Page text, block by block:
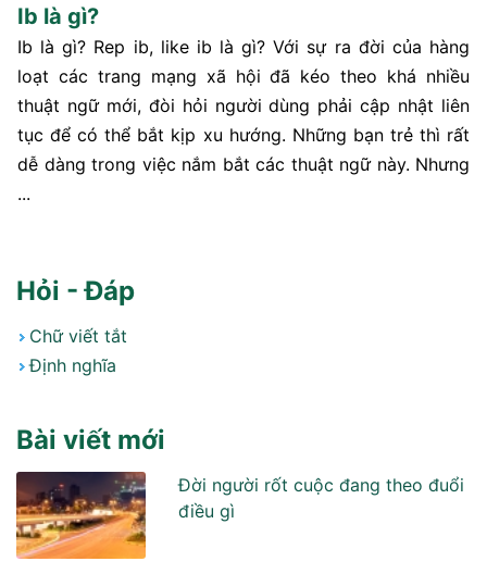
Ib là gì?
Ib là gì? Rep ib, like ib là gì? Với sự ra đời của hàng
loạt các trang mạng xã hội đã kéo theo khá nhiều
thuật ngữ mới, đòi hỏi người dùng phải cập nhật liên
tục để có thể bắt kịp xu hướng. Những bạn trẻ thì rất
dễ dàng trong việc nắm bắt các thuật ngữ này. Nhưng
...
Hỏi - Đáp
Chữ viết tắt
Định nghĩa
Bài viết mới
Đời người rốt cuộc đang theo đuổi
điều gì